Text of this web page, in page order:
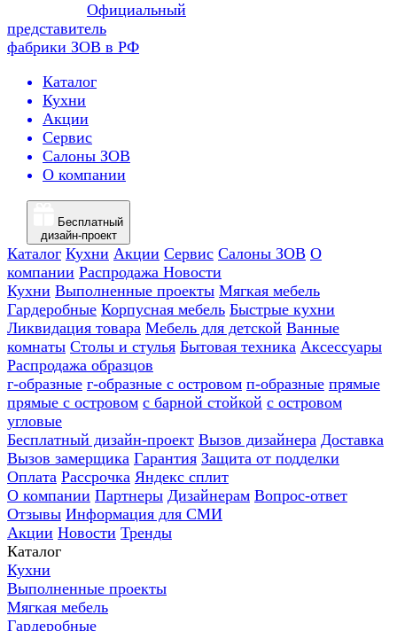
Официальный
представитель
фабрики ЗОВ в РФ
Каталог
Кухни
Акции
Сервис
Салоны ЗОВ
О компании
Бесплатный
дизайн-проект
Каталог Кухни Акции Сервис Салоны ЗОВ О
компании Распродажа Новости
Кухни Выполненные проекты Мягкая мебель
Гардеробные Корпусная мебель Быстрые кухни
Ликвидация товара Мебель для детской Ванные
комнаты Столы и стулья Бытовая техника Аксессуары
Распродажа образцов
г-образные г-образные с островом п-образные прямые
прямые с островом с барной стойкой с островом
угловые
Бесплатный дизайн-проект Вызов дизайнера Доставка
Вызов замерщика Гарантия Защита от подделки
Оплата Рассрочка Яндекс сплит
О компании Партнеры Дизайнерам Вопрос-ответ
Отзывы Информация для СМИ
Акции Новости Тренды
Каталог
Кухни
Выполненные проекты
Мягкая мебель
Гардеробные